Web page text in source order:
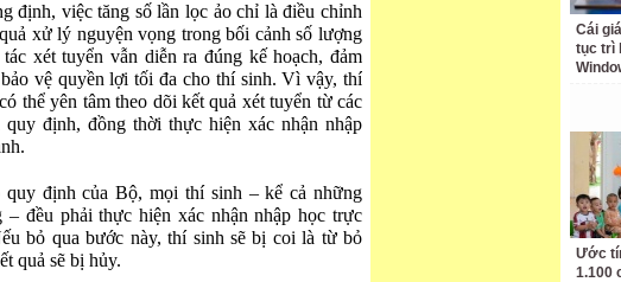
định, việc tăng số lần lọc ảo chỉ là điều chỉnh
xử lý nguyện vọng trong bối cảnh số lượng
xét tuyển vẫn diễn ra đúng kế hoạch, đảm
vệ quyền lợi tối đa cho thí sinh. Vì vậy, thí
thể yên tâm theo dõi kết quả xét tuyển từ các
định, đồng thời thực hiện xác nhận nhập
định của Bộ, mọi thí sinh – kể cả những
– đều phải thực hiện xác nhận nhập học trực
bỏ qua bước này, thí sinh sẽ bị coi là từ bỏ
quả sẽ bị hủy.
Cái
tục trì
Ước
1.100